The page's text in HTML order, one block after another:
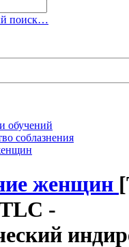
поиск…
обучений
соблазнения
женщин
-